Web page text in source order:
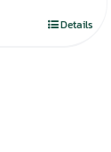
Details